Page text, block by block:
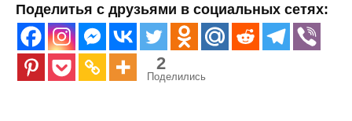
Поделитья с друзьями в социальных сетях:
2
Поделились